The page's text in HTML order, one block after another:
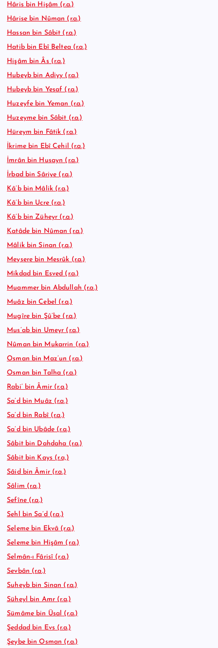
Hâris bin Hişâm (r.a.)
Hârise bin Nûman (r.a.)
Hassan bin Sâbit (r.a.)
Hatib bin Ebî Beltea (r.a.)
Hişâm bin Âs (r.a.)
Hubeyb bin Adiyy (r.a.)
Hubeyb bin Yesaf (r.a.)
Huzeyfe bin Yeman (r.a.)
Huzeyme bin Sâbit (r.a.)
Hüreym bin Fâtik (r.a.)
İkrime bin Ebî Cehil (r.a.)
İmrân bin Husayn (r.a.)
İrbad bin Sâriye (r.a.)
Kâ’b bin Mâlik (r.a.)
Kâ’b bin Ucre (r.a.)
Kâ’b bin Züheyr (r.a.)
Katâde bin Nûman (r.a.)
Mâlik bin Sinan (r.a.)
Meysere bin Mesrûk (r.a.)
Mikdad bin Esved (r.a.)
Muammer bin Abdullah (r.a.)
Muâz bin Cebel (r.a.)
Mugîre bin Şû’be (r.a.)
Mus’ab bin Umeyr (r.a.)
Nûman bin Mukarrin (r.a.)
Osman bin Maz’un (r.a.)
Osman bin Talha (r.a.)
Rabi’ bin Âmir (r.a.)
Sa’d bin Muâz (r.a.)
Sa’d bin Rabî (r.a.)
Sa’d bin Ubâde (r.a.)
Sâbit bin Dahdaha (r.a.)
Sâbit bin Kays (r.a,)
Sâid bin Âmir (r.a.)
Sâlim (r.a.)
Sefîne (r.a.)
Sehl bin Sa’d (r.a.)
Seleme bin Ekvâ (r.a.)
Seleme bin Hişâm (r.a.)
Selmân-ı Fârisî (r.a.)
Sevbân (r.a.)
Suheyb bin Sinan (r.a.)
Süheyl bin Amr (r.a.)
Sümâme bin Üsal (r.a.)
Şeddad bin Evs (r.a.)
Şeybe bin Osman (r.a.)